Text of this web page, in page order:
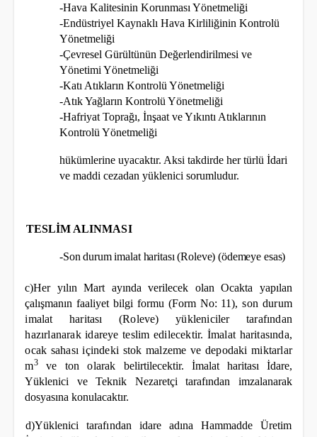
-Hava Kalitesinin Korunması Yönetmeliği
-Endüstriyel Kaynaklı Hava Kirliliğinin Kontrolü
Yönetmeliği
-Çevresel Gürültünün Değerlendirilmesi ve
Yönetimi Yönetmeliği
-Katı Atıkların Kontrolü Yönetmeliği
-Atık Yağların Kontrolü Yönetmeliği
-Hafriyat Toprağı, İnşaat ve Yıkıntı Atıklarının
Kontrolü Yönetmeliği
hükümlerine uyacaktır. Aksi takdirde her türlü İdari
ve maddi cezadan yüklenici sorumludur.
TESLİM ALINMASI
-Son durum imalat haritası (Roleve) (ödemeye esas)
c)Her yılın Mart ayında verilecek olan Ocakta yapılan
çalışmanın faaliyet bilgi formu (Form No: 11),son durum
imalat haritası (Roleve) yükleniciler tarafından
hazırlanarak idareye teslim edilecektir. İmalat haritasında,
ocak sahası içindeki stok malzeme ve depodaki miktarlar
m3ve ton olarak belirtilecektir. İmalat haritası İdare,
Yüklenici ve Teknik Nezaretçi tarafından imzalanarak
dosyasınakonulacaktır.
d)Yüklenici tarafından idare adına Hammadde Üretim